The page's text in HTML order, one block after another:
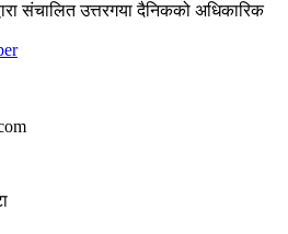
संचालित उत्तरगया दैनिकको अधिकारिक